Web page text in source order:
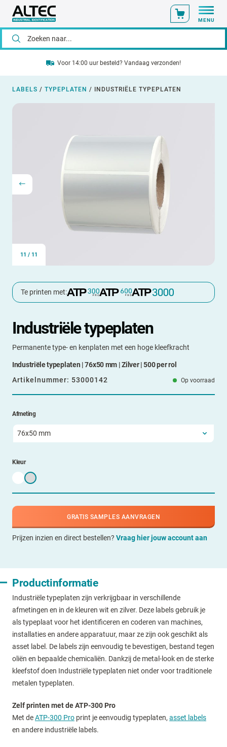
MENU
Voor 14:00 uur besteld? Vandaag verzonden!
LABELS / TYPEPLATEN / INDUSTRIËLE TYPEPLATEN
11 / 11
Te printen met:
Industriële typeplaten
Permanente type- en kenplaten met een hoge kleefkracht
Industriële typeplaten | 76x50 mm | Zilver | 500 per rol
Artikelnummer: 53000142 Op voorraad
Afmeting
Kleur
GRATIS SAMPLES AANVRAGEN
Prijzen inzien en direct bestellen? Vraag hier jouw account aan
Productinformatie
Industriële typeplaten zijn verkrijgbaar in verschillende
afmetingen en in de kleuren wit en zilver. Deze labels gebruik je
als typeplaat voor het identificeren en coderen van machines,
installaties en andere apparatuur, maar ze zijn ook geschikt als
asset label. De labels zijn eenvoudig te bevestigen, bestand tegen
oliën en bepaalde chemicaliën. Dankzij de metal-look en de sterke
kleefstof doen Industriële typeplaten niet onder voor traditionele
metalen typeplaten.
Zelf printen met de ATP-300 Pro
Met deATP-300 Pro print je eenvoudig typeplaten, asset labels
en andere industriële labels.